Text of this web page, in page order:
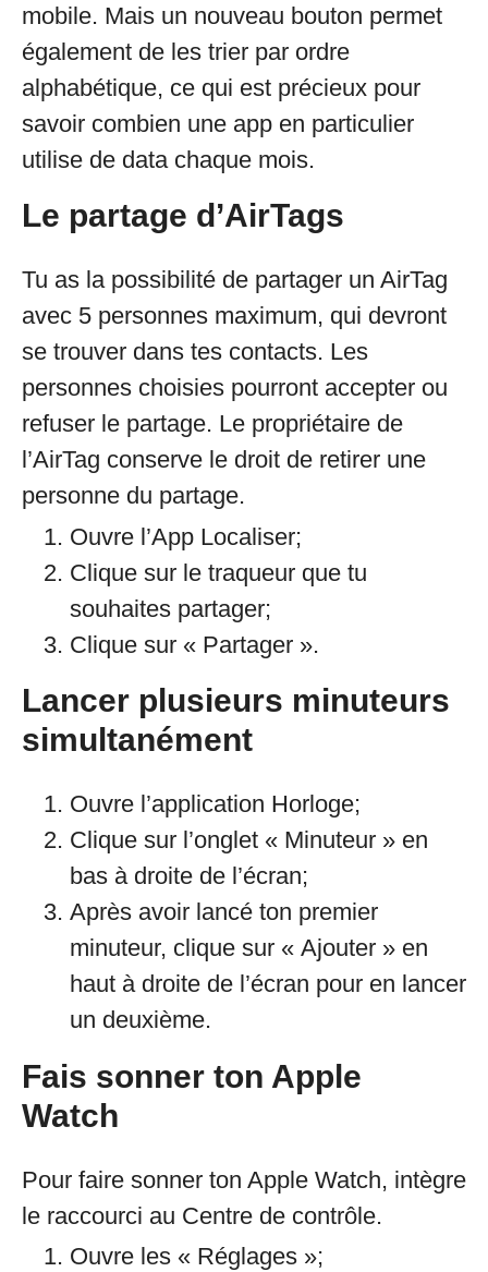
mobile. Mais un nouveau bouton permet
également de les trier par ordre
alphabétique, ce qui est précieux pour
savoir combien une app en particulier
utilise de data chaque mois.
Le partage d’AirTags
Tu as la possibilité de partager un AirTag
avec 5 personnes maximum, qui devront
se trouver dans tes contacts. Les
personnes choisies pourront accepter ou
refuser le partage. Le propriétaire de
l’AirTag conserve le droit de retirer une
personne du partage.
Ouvre l’App Localiser;
Clique sur le traqueur que tu
souhaites partager;
Clique sur « Partager ».
Lancer plusieurs minuteurs
simultanément
Ouvre l’application Horloge;
Clique sur l’onglet « Minuteur » en
bas à droite de l’écran;
Après avoir lancé ton premier
minuteur, clique sur « Ajouter » en
haut à droite de l’écran pour en lancer
un deuxième.
Fais sonner ton Apple
Watch
Pour faire sonner ton Apple Watch, intègre
le raccourci au Centre de contrôle.
Ouvre les « Réglages »;